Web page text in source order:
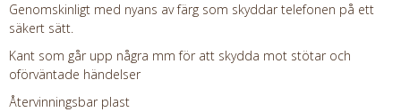
Genomskinligt med nyans av färg som skyddar telefonen på ett
säkert sätt.
Kant som går upp några mm för att skydda mot stötar och
oförväntade händelser
Återvinningsbar plast